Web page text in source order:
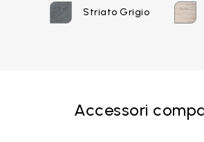
Striato Grigio
Accessori